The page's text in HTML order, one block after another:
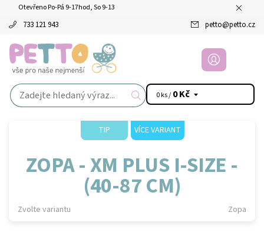
Otevřeno Po-Pá 9-17hod, So 9-13
733 121 943 petto@petto.cz
0 ks / 0 Kč
TIP VÍCE VARIANT
ZOPA - XM PLUS I-SIZE -
(40-87 CM)
Zvolte variantu Zopa